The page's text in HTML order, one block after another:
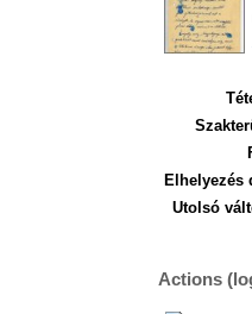
Elhelyezés
Utolsó
Actions